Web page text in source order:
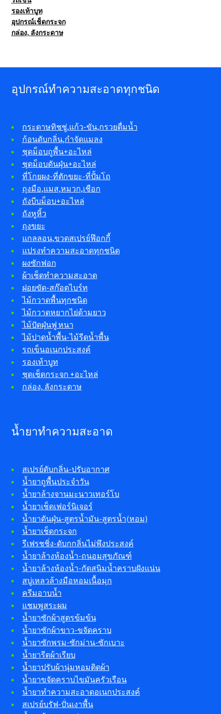
รองเท้าบูท
อุปกรณ์เช็ดกระจก
กล่อง, ลังกระดาษ
อุปกรณ์ทำความสะอาดทุกชนิด
กระดาษทิชชู่,แก้ว-ขัน,กรวยดื่มน้ำ
ก้อนดับกลิ่น,กำจัดแมลง
ชุดม็อบถูพื้น+อะไหล่
ชุดม็อบดันฝุ่น+อะไหล่
ที่โกยผง-ที่ตักขยะ-ที่ปั้มโถ
ถุงมือ,แมส,หมวก,เชือก
ถังบีบม็อบ+อะไหล่
ถังหูหิ้ว
ถุงขยะ
แกลลอน,ขวดสเปรย์ฟ๊อกกี้
แปรงทำความสะอาดทุกชนิด
ผงซักฟอก
ผ้าเช็ดทำความสะอาด
ฝอยขัด-สก๊อตไบร์ท
ไม้กวาดพื้นทุกชนิด
ไม้กวาดหยากไย่ด้ามยาว
ไม้ปัดฝุ่นฟู หนา
ไม้ปาดน้ำพื้น-ไม้รีดน้ำพื้น
รถเข็นอเนกประสงค์
รองเท้าบูท
ชุดเช็ดกระจก +อะไหล่
กล่อง, ลังกระดาษ
น้ำยาทำความสะอาด
สเปรย์ดับกลิ่น-ปรับอากาศ
น้ำยาถูพื้นประจำวัน
น้ำยาล้างจานมะนาวเทอร์โบ
น้ำยาเช็ดเฟอร์นิเจอร์
น้ำยาดันฝุ่น-สูตรน้ำมัน-สูตรน้ำ(หอม)
น้ำยาเช็ดกระจก
รีเฟรชชิ่ง-ดับกกลิ่นไม่พึงประสงค์
น้ำยาล้างห้องน้ำ-ถนอมสุขภัณฑ์
น้ำยาล้างห้องน้ำ-กัดสนิมน้ำคราบฝังแน่น
สบู่เหลวล้างมือหอมเนื้อมุก
ครีมอาบน้ำ
แชมพูสระผม
น้ำยาซักผ้าสูตรข้มข้น
น้ำยาซักผ้าขาว-ขจัดคราบ
น้ำยาซักพรม-ซักม่าน-ซักเบาะ
น้ำยารีดผ้าเรียบ
น้ำยาปรับผ้านุ่มหอมติดผ้า
น้ำยาขจัดคราบไขมันครัวเรือน
น้ำยาทำความสะอาดอเนกประสงค์
สเปรย์บรัฟ-ปั่นเงาพื้น